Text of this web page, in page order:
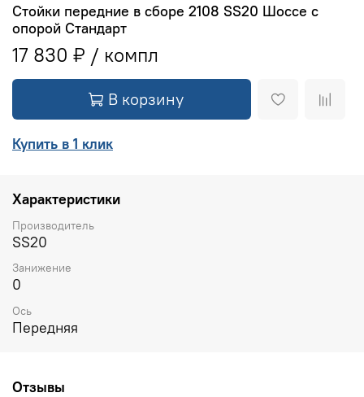
Стойки передние в сборе 2108 SS20 Шоссе с
опорой Стандарт
17 830 ₽
В корзину
Купить в 1 клик
Характеристики
Производитель
SS20
Занижение
0
Ось
Передняя
Отзывы